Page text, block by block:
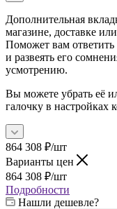
Дополнительная
магазине, доставке
Поможет вам
и развеять его
усмотрению.
Вы можете убрать её
галочку в настройках
864 308 ₽/шт
Варианты цен
864 308 ₽/шт
Подробности
Нашли дешевле?